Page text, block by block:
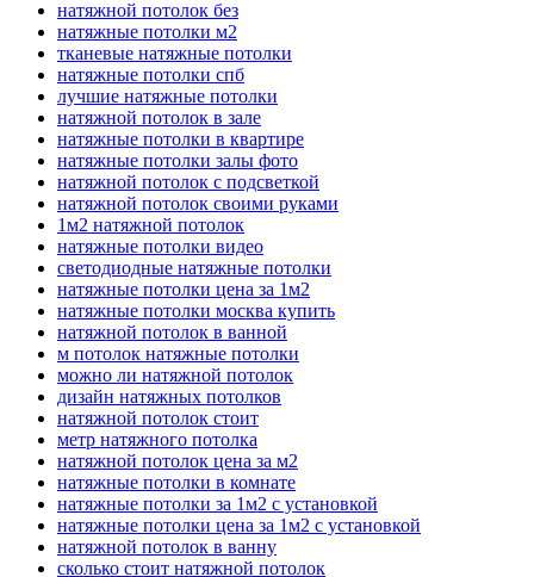
натяжной потолок без
натяжные потолки м2
тканевые натяжные потолки
натяжные потолки спб
лучшие натяжные потолки
натяжной потолок в зале
натяжные потолки в квартире
натяжные потолки залы фото
натяжной потолок с подсветкой
натяжной потолок своими руками
1м2 натяжной потолок
натяжные потолки видео
светодиодные натяжные потолки
натяжные потолки цена за 1м2
натяжные потолки москва купить
натяжной потолок в ванной
м потолок натяжные потолки
можно ли натяжной потолок
дизайн натяжных потолков
натяжной потолок стоит
метр натяжного потолка
натяжной потолок цена за м2
натяжные потолки в комнате
натяжные потолки за 1м2 с установкой
натяжные потолки цена за 1м2 с установкой
натяжной потолок в ванну
сколько стоит натяжной потолок